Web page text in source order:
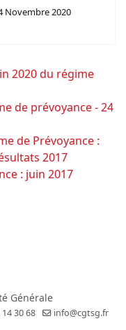
Novembre 2020
2020 du régime
de prévoyance - 24
de Prévoyance :
2017
: juin 2017
Générale
30 68 info@cgtsg.fr